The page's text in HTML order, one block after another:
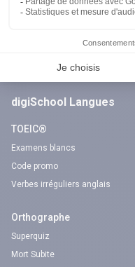
Application iOS Code de la route
digiSchool Langues
TOEIC®
Examens blancs
Code promo
Verbes irréguliers anglais
Orthographe
Superquiz
Mort Subite